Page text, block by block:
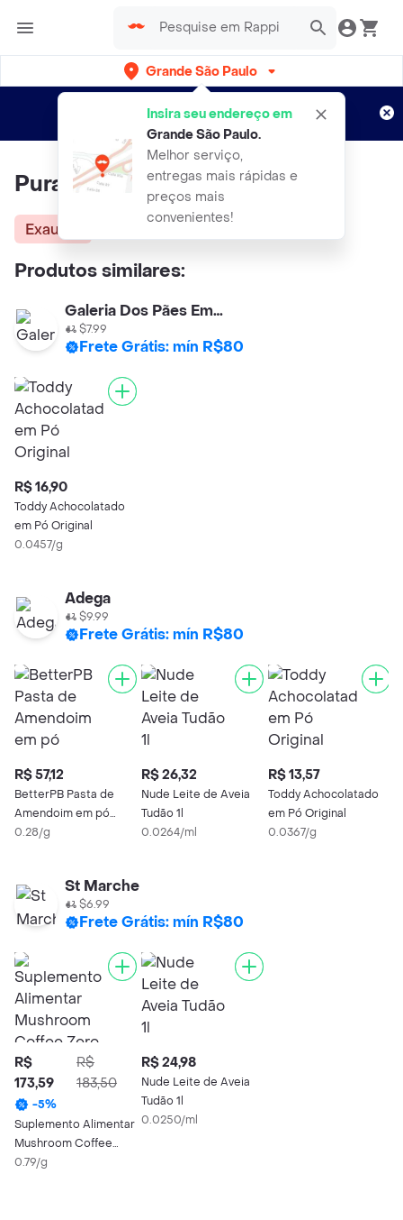
Grande São Paulo
Insira seu endereço em
Grande São Paulo.
Melhor serviço,
entregas mais rápidas e
preços mais
convenientes!
Entregas grátis por 15 dias!
Aplicam T&C
Pura Vida Cacau Pó Premium
Exausta
Produtos similares:
Galeria Dos Pães Empório
$7.99
Frete Grátis: mín R$80
R$ 16,90
Toddy Achocolatado
em Pó Original
0.0457/g
Adega
$9.99
Frete Grátis: mín R$80
R$ 57,12
BetterPB Pasta de
Amendoim em pó
Chocolate Belga
0.28/g
R$ 26,32
Nude Leite de Aveia
Tudão 1l
0.0264/ml
R$ 13,57
Toddy Achocolatado
em Pó Original
0.0367/g
St Marche
$6.99
Frete Grátis: mín R$80
R$
173,59
R$
183,50
-5%
Suplemento Alimentar
Mushroom Coffee
Zero Açúcar Mushin
0.79/g
R$ 24,98
Nude Leite de Aveia
Tudão 1l
0.0250/ml